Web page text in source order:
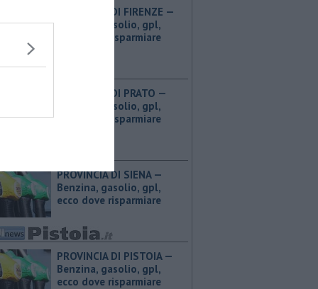
PROVINCIA DI FIRENZE — ​
Benzina, gasolio, gpl,
ecco dove risparmiare
PROVINCIA DI PRATO — ​
Benzina, gasolio, gpl,
ecco dove risparmiare
PROVINCIA DI SIENA — ​
Benzina, gasolio, gpl,
ecco dove risparmiare
PROVINCIA DI PISTOIA — ​
Benzina, gasolio, gpl,
ecco dove risparmiare